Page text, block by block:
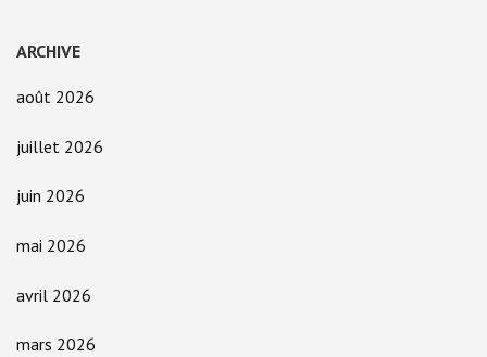
ARCHIVE
août 2026
juillet 2026
juin 2026
mai 2026
avril 2026
mars 2026